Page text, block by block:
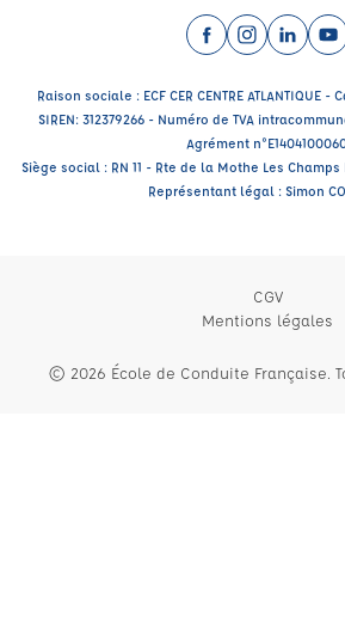
FacebookInstagram
Raison sociale : ECF CER CENTRE ATLANTIQUE
SIREN: 312379266 - Numéro de TVA
Agrément
Siège social : RN 11 - Rte de la Mothe Les Champs
Représentant légal : Simon
CGV
Mentions légales
© 2026 École de Conduite Française.